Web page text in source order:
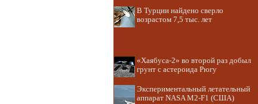
В Турции найдено сверло
возрастом 7,5 тыс. лет
«Хаябуса-2» во второй раз добыл
грунт с астероида Рюгу
Экспериментальный летательный
аппарат NASA M2-F1 (США)